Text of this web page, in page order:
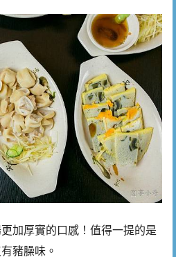
更加厚實的口感！值得一提的是
豬臊味。